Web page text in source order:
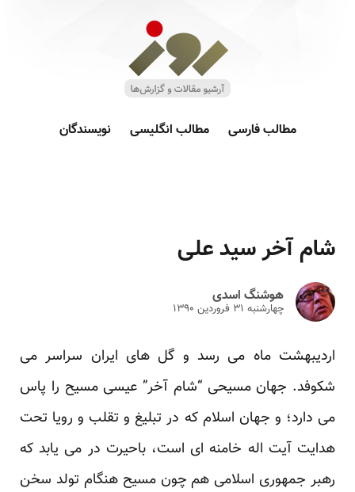
مطالب فارسی مطالب انگلیسی نویسندگان
شام آخر سید علی
هوشنگ اسدی
چهارشنبه ۳۱ فروردين ۱۳۹۰
اردیبهشت ماه می رسد و گل های ایران سراسر می
شکوفد. جهان مسیحی “شام آخر” عیسی مسیح را پاس
می دارد؛ و جهان اسلام که در تبلیغ و تقلب و رویا تحت
هدایت آیت اله خامنه ای است، باحیرت در می یابد که
رهبر جمهوری اسلامی هم چون مسیح هنگام تولد سخن